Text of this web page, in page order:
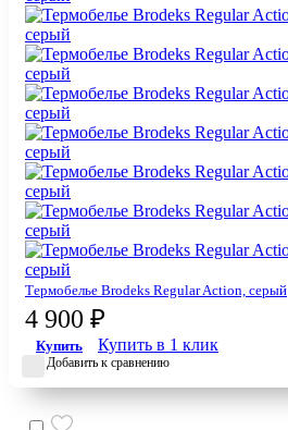
Термобелье Brodeks Regular Action, серый
4 900 ₽
Купить Купить в 1 клик
Добавить к сравнению